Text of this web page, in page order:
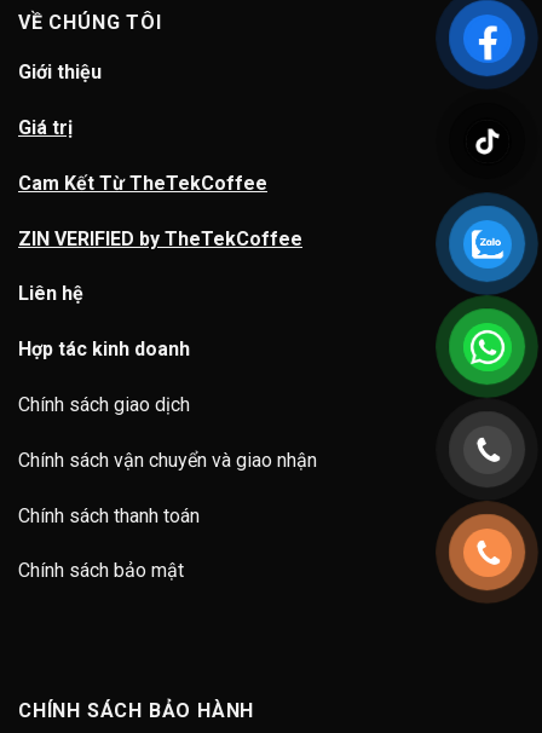
VỀ CHÚNG TÔI
Giới thiệu
Giá trị
Cam Kết Từ TheTekCoffee
ZIN VERIFIED by TheTekCoffee
Liên hệ
Hợp tác kinh doanh
Chính sách giao dịch
Chính sách vận chuyển và giao nhận
Chính sách thanh toán
Chính sách bảo mật
CHÍNH SÁCH BẢO HÀNH